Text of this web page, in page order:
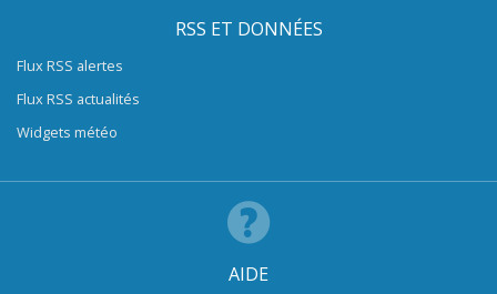
RSS ET DONNÉES
Flux RSS alertes
Flux RSS actualités
Widgets météo
AIDE